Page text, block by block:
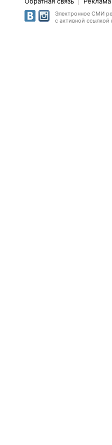
Электронное СМИ
с активной ссылкой